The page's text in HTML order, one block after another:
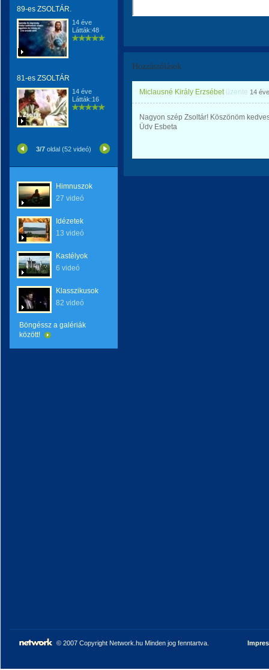
89-es ZSOLTÁR.
14 éve
Látták:48
81-es ZSOLTÁR
14 éve
Látták:16
3/7 oldal (52 videó)
Himnuszok
27 videó
Idézetek
13 videó
Kastélyok
6 videó
Klasszikusok
82 videó
Böngéssz a galériák
között!
Hozzászólások
Miclausné Király Erzsébetüzente 14 éve
Nagyon szép Zsoltár! Köszönöm
Üdv Esbeta
© 2007 Copyright Network.hu Minden jog fenntartva.